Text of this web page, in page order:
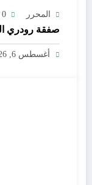
المحرر 0
صفقة رودري
أغسطس 6, 2026